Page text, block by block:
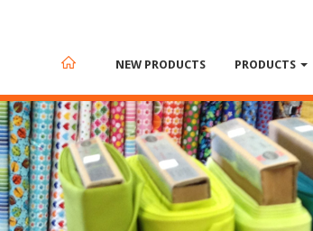
NEW PRODUCTS
PRODUCTS